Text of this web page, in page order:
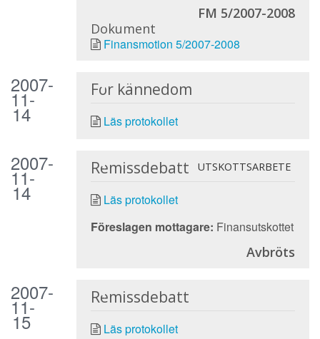
FM 5/2007-2008
Dokument
Finansmotion 5/2007-2008
2007-
11-
14
För kännedom
Läs protokollet
2007-
11-
14
Remissdebatt UTSKOTTSARBETE
Läs protokollet
Föreslagen mottagare: Finansutskottet
Avbröts
2007-
11-
15
Remissdebatt
Läs protokollet